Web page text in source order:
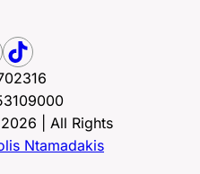
| All Rights
Ntamadakis